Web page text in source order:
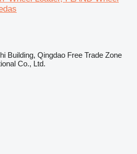
Building, Qingdao Free Trade Zone
Co., Ltd.